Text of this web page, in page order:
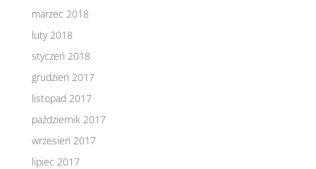
marzec 2018
luty 2018
styczeń 2018
grudzień 2017
listopad 2017
październik 2017
wrzesień 2017
lipiec 2017